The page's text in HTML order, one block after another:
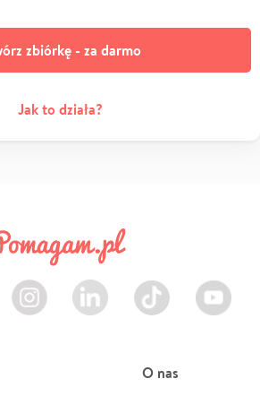
zbiórkę - za darmo
Jak to działa?
Instagram LinkedIn TikTok Youtube
O nas